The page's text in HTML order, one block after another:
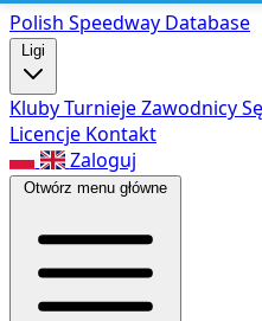
Polish Speedway Database
Ligi
KlubyTurniejeZawodnicy
Licencje Kontakt
Zaloguj
Otwórz menu główne